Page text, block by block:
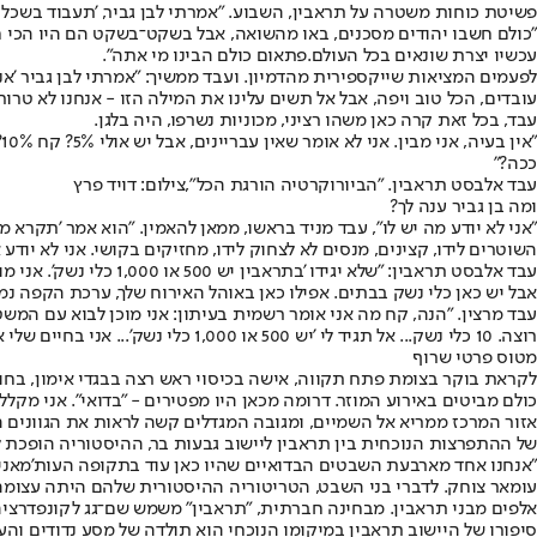
פשיטת כוחות משטרה על תראבין, השבוע. "אמרתי לבן גביר, 'תעבוד בשכל
"כולם חשבו יהודים מסכנים, באו מהשואה, אבל בשקט־בשקט הם היו הכי
עכשיו יצרת שונאים בכל העולם.פתאום כולם הבינו מי אתה".
לפעמים המציאות שייקספירית מהדמיון. ועבד ממשיך: "אמרתי לבן גביר
עובדים, הכל טוב ויפה, אבל אל תשים עלינו את המילה הזו - אנחנו לא
עבד, בכל זאת קרה כאן משהו רציני, מכוניות נשרפו, היה בלגן.
ככה?"
עבד אלבסט תראבין. "הביורוקרטיה הורגת הכל",צילום: דויד פרץ
ומה בן גביר ענה לך?
"אני לא יודע מה יש לו", עבד מניד בראשו, ממאן להאמין. "הוא אמר
השוטרים לידו, קצינים, מנסים לא לצחוק לידו, מחזיקים בקושי. אני לא
עבד אלבסט תראבין: "שלא יגידו 'בתראבין יש 500 או 1,000 כלי נשק'. אני מוכן לבוא עם המשטרה ולעבור פה בית־בית. שיסרקו, שיביאו מצלמות של הצבא. שיביאו כלבים. אם ימצאו עשרה כלי נשק, אני אתן לך מה שאתה רוצה"
אבל יש כאן כלי נשק בבתים. אפילו כאן באוהל האירוח שלך, ערכת
רוצה. 10 כלי נשק... אל תגיד לי 'יש 500 או 1,000 כלי נשק'... אני בחיים שלי אף פעם לא יריתי על מישהו. אף פעם לא רבתי עם אף אחד. לא אני, לא אבא שלי. אין לנו בעיות עם אף אחד. למה אני צריך נשק?"
מטוס פרטי שרוף
לקראת בוקר בצומת פתח תקווה, אישה בכיסוי ראש רצה בבגדי אימון,
כולם מביטים באירוע המוזר. דרומה מכאן היו מפטירים - "בדואי". אני
אזור המרכז ממריא אל השמיים, ומגובה המגדלים קשה לראות את
של ההתפרצות הנוכחית בין תראבין ליישוב גבעות בר, ההיסטוריה הופכת
"אנחנו אחד מארבעת השבטים הבדואיים שהיו כאן עוד בתקופה
עומאר צוחק. לדברי בני השבט, הטריטוריה ההיסטורית שלהם היתה
אלפים מבני תראבין. מבחינה חברתית, "תראבין" משמש שם־גג
סיפורו של היישוב תראבין במיקומו הנוכחי הוא תולדה של מסע